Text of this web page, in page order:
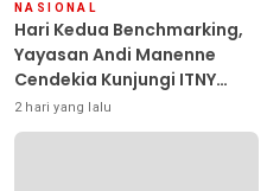
NASIONAL
Hari Kedua Benchmarking,
Yayasan Andi Manenne
Cendekia Kunjungi ITNY
Yogyakarta
2 hari yang lalu